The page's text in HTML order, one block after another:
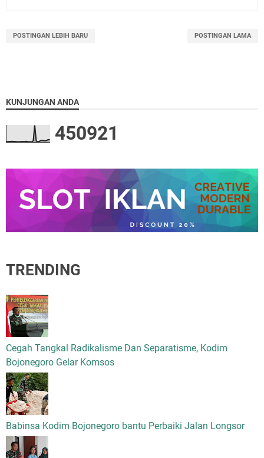
POSTINGAN LEBIH BARU POSTINGAN LAMA
KUNJUNGAN ANDA
450921
TRENDING
Cegah Tangkal Radikalisme Dan Separatisme, Kodim
Bojonegoro Gelar Komsos
Babinsa Kodim Bojonegoro bantu Perbaiki Jalan Longsor